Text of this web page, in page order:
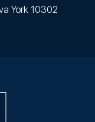
York 10302